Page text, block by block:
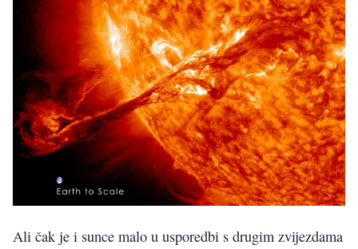
Ali čak je i sunce malo u usporedbi s drugim zvijezdama